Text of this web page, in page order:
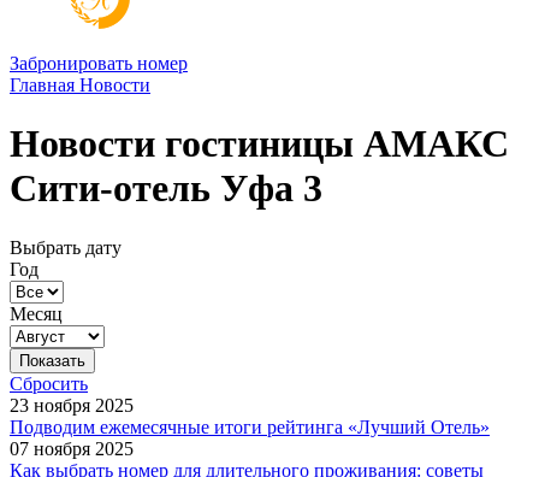
Забронировать номер
Главная Новости
Новости гостиницы АМАКС
Сити-отель Уфа 3
Выбрать дату
Год
Месяц
Сбросить
23 ноября 2025
Подводим ежемесячные итоги рейтинга «Лучший Отель»
07 ноября 2025
Как выбрать номер для длительного проживания: советы